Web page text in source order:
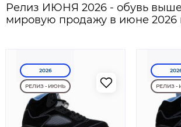
Релиз ИЮНЯ 2026 - обувь
мировую продажу в июне 2026
2026
РЕЛИЗ - ИЮНЬ РЕЛИЗ -